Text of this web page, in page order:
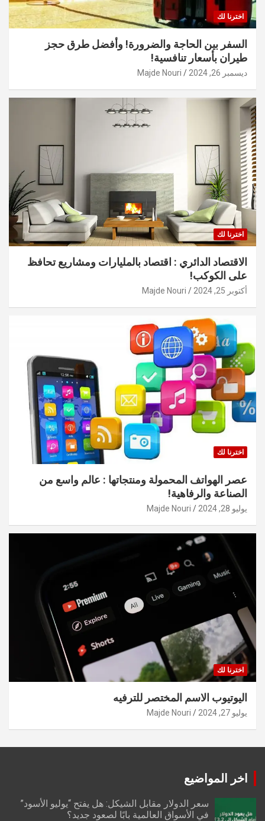
اخترنا لك
السفر بين الحاجة والضرورة! وأفضل طرق حجز
طيران بأسعار تنافسية!
ديسمبر 26, 2024 Majde Nouri
اخترنا لك
الاقتصاد الدائري : اقتصاد بالمليارات ومشاريع تحافظ
على الكوكب!
أكتوبر 25, 2024 Majde Nouri
اخترنا لك
عصر الهواتف المحمولة ومنتجاتها : عالم واسع من
الصناعة والرفاهية!
يوليو 28, 2024 Majde Nouri
اخترنا لك
اليوتيوب الاسم المختصر للترفيه
يوليو 27, 2024 Majde Nouri
اخر المواضيع
سعر الدولار مقابل الشيكل: هل يفتح “يوليو الأسود”
في الأسواق العالمية بابًا لصعود جديد؟